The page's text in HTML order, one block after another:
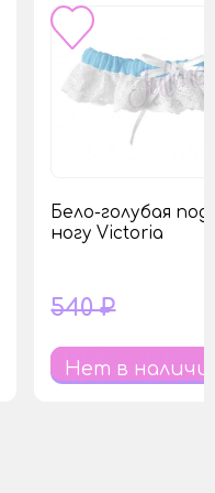
Бело-голубая
ногу Victoria
540 ₽
Нет в